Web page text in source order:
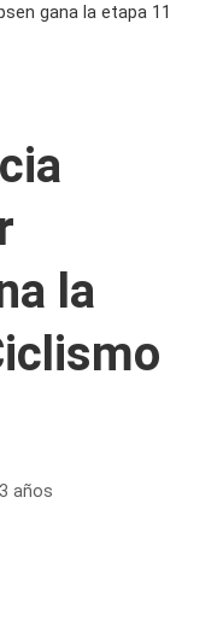
gana la etapa 11
la
años